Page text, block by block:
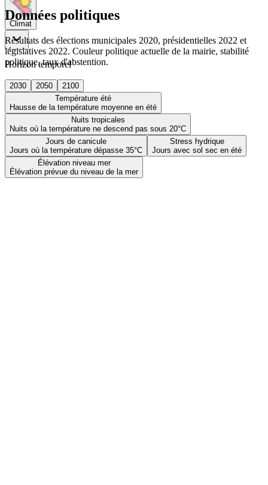
Climat
Horizon temporel
2030 2050
2100
Température été
Hausse de la température moyenne en été
Nuits tropicales
Nuits où la température ne descend pas sous 20°C
Jours de canicule
Jours où la température dépasse 35°C
Stress hydrique
Jours avec sol sec en été
Élévation niveau mer
Élévation prévue du niveau de la mer
Données politiques
Résultats des élections municipales 2020, présidentielles 2022 et
législatives 2022. Couleur politique actuelle de la mairie, stabilité
politique, taux d'abstention.